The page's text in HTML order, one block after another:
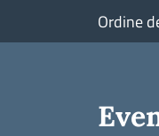
Ordine